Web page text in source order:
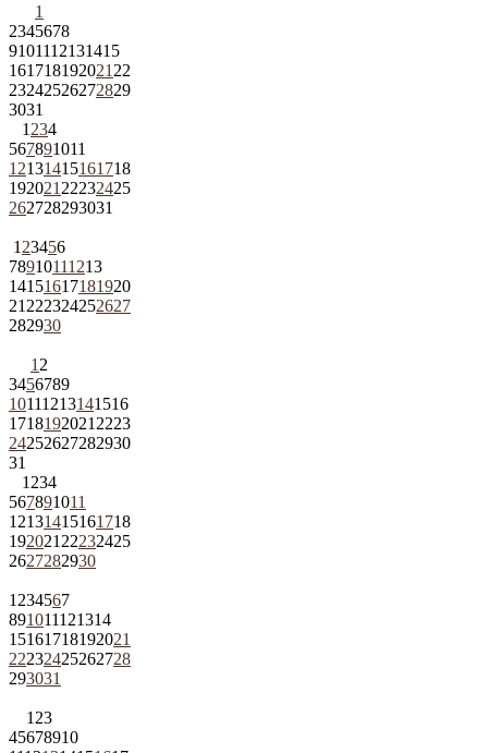
1
2345678
9101112131415
161718192021 22
23242526272829
3031
1 234
567891011
12131415161718
192021 22232425
262728293031
1 23456
78910111213
14151617181920
21 222324252627
282930
1 2
3456789
10111213141516
1718192021 2223
24252627282930
31
1 234
567891011
12131415161718
192021 22232425
2627282930
1 234567
891011121314
15161718192021
22232425262728
293031
1 23
45678910